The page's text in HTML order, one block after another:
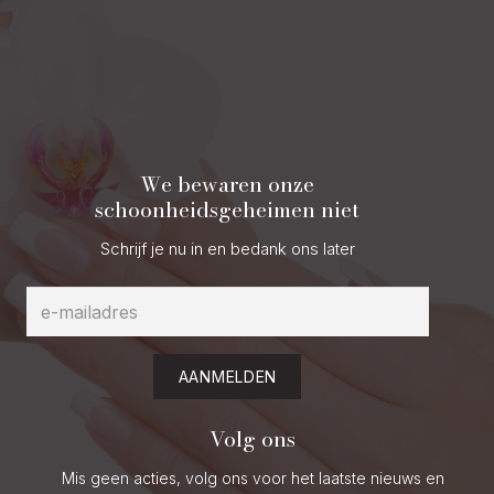
We bewaren onze
schoonheidsgeheimen niet
Schrijf je nu in en bedank ons later
AANMELDEN
Volg ons
Mis geen acties, volg ons voor het laatste nieuws en